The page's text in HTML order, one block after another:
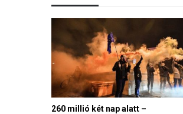
u
t
n
e
l260 millió két nap alatt –